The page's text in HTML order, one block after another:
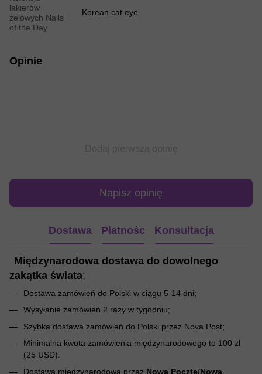
lakierów
żelowych Nails
of the Day
Korean cat eye
Opinie
Napisz opinię
Dostawa Płatnośc Konsultacja
Międzynarodowa dostawa do dowolnego
zakątka świata;
Dostawa zamówień do Polski w ciągu 5-14 dni;
Wysyłanie zamówień 2 razy w tygodniu;
Szybka dostawa zamówień do Polski przez Nova Post;
Minimalna kwota zamówienia międzynarodowego to 100 zł
(25 USD).
Dostawa międzynarodowa przez Nową Pocztę/Nową